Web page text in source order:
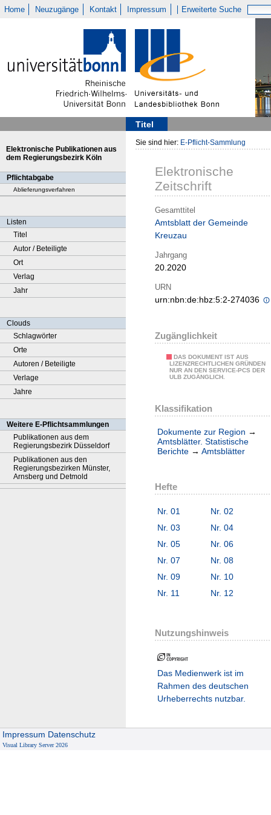
Home Neuzugänge Kontakt Impressum Erweiterte Suche
Titel
Elektronische Publikationen aus
dem Regierungsbezirk Köln
Pflichtabgabe
Ablieferungsverfahren
Listen
Titel
Autor / Beteiligte
Ort
Verlag
Jahr
Clouds
Schlagwörter
Orte
Autoren / Beteiligte
Verlage
Jahre
Weitere E-Pflichtsammlungen
Publikationen aus dem
Regierungsbezirk Düsseldorf
Publikationen aus den
Regierungsbezirken Münster,
Arnsberg und Detmold
Sie sind hier: E-Pflicht-Sammlung
Elektronische
Zeitschrift
Gesamttitel
Amtsblatt der Gemeinde
Kreuzau
Jahrgang
20.2020
URN
urn:nbn:de:hbz:5:2-274036
Zugänglichkeit
DAS DOKUMENT IST AUS
LIZENZRECHTLICHEN GRÜNDEN
NUR AN DEN SERVICE-PCS DER
ULB ZUGÄNGLICH.
Klassifikation
Dokumente zur Region →
Amtsblätter. Statistische
Berichte → Amtsblätter
Hefte
Nr. 01
Nr. 02
Nr. 03
Nr. 04
Nr. 05
Nr. 06
Nr. 07
Nr. 08
Nr. 09
Nr. 10
Nr. 11
Nr. 12
Nutzungshinweis
Das Medienwerk ist im
Rahmen des deutschen
Urheberrechts nutzbar.
Impressum Datenschutz
Visual Library Server 2026